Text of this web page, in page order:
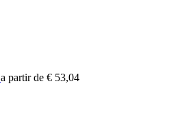
a partir de € 53,04